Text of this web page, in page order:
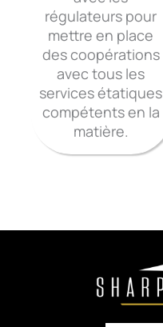
régulateurs pour
mettre en place
des coopérations
avec tous les
services étatiques
compétents en la
matière.